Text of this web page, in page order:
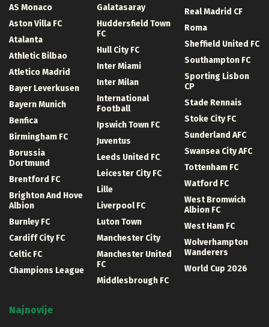
AS Monaco
Aston Villa FC
Atalanta
Athletic Bilbao
Atletico Madrid
Bayer Leverkusen
Bayern Munich
Benfica
Birmingham FC
Borussia
Dortmund
Brentford FC
Brighton And Hove
Albion
Burnley FC
Cardiff City FC
Celtic FC
Champions League
Galatasaray
Huddersfield Town
FC
Hull City FC
Inter Miami
Inter Milan
International
Football
Ipswich Town FC
Juventus
Leeds United FC
Leicester City FC
Lille
Liverpool FC
Luton Town
Manchester City
Manchester United
FC
Middlesbrough FC
Real Madrid CF
Roma
Sheffield United FC
Southampton FC
Sporting Lisbon
CP
Stade Rennais
Stoke City FC
Sunderland AFC
Swansea City AFC
Tottenham FC
Watford FC
West Bromwich
Albion FC
West Ham FC
Wolverhampton
Wanderers
World Cup 2026
Najnovije